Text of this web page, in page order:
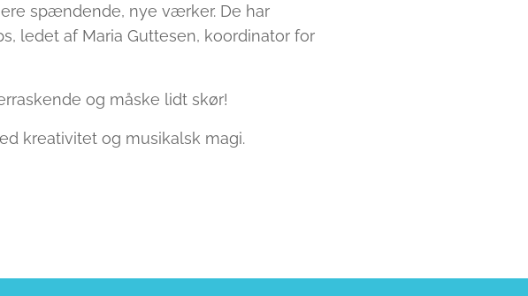
spændende, nye værker. De har
ledet af Maria Guttesen, koordinator for
og måske lidt skør!
kreativitet og musikalsk magi.